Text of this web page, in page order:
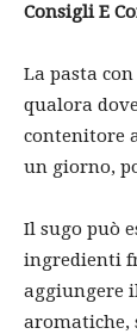
Consigli E
La pasta
qualora
contenitore
un giorno,
Il sugo può
ingredienti
aggiungere
aromatiche,